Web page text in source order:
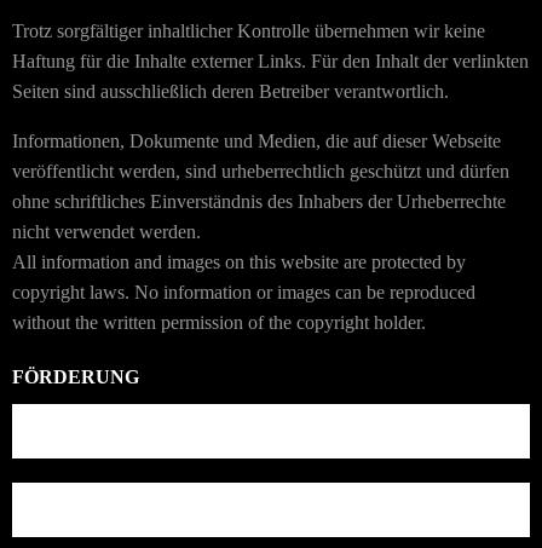
Trotz sorgfältiger inhaltlicher Kontrolle übernehmen wir keine
Haftung für die Inhalte externer Links. Für den Inhalt der verlinkten
Seiten sind ausschließlich deren Betreiber verantwortlich.
Informationen, Dokumente und Medien, die auf dieser Webseite
veröffentlicht werden, sind urheberrechtlich geschützt und dürfen
ohne schriftliches Einverständnis des Inhabers der Urheberrechte
nicht verwendet werden.
All information and images on this website are protected by
copyright laws. No information or images can be reproduced
without the written permission of the copyright holder.
FÖRDERUNG